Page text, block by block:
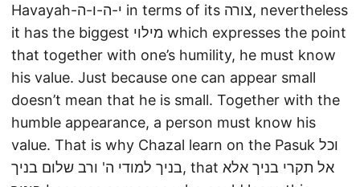
Havayah-י-ה-ו-ה in terms of its צורה, nevertheless
it has the biggest מילוי which expresses the point
that together with one’s humility, he must know
his value. Just because one can appear small
doesn’t mean that he is small. Together with the
humble appearance, a person must know his
value. That is why Chazal learn on the Pasuk וכל
בניך למודי ה' ורב שלום בניך, that אל תקרי בניך אלא